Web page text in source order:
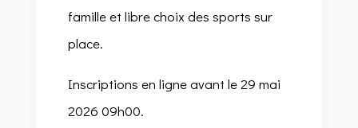
famille et libre choix des sports sur
place.
Inscriptions en ligne avant le 29 mai
2026 09h00.